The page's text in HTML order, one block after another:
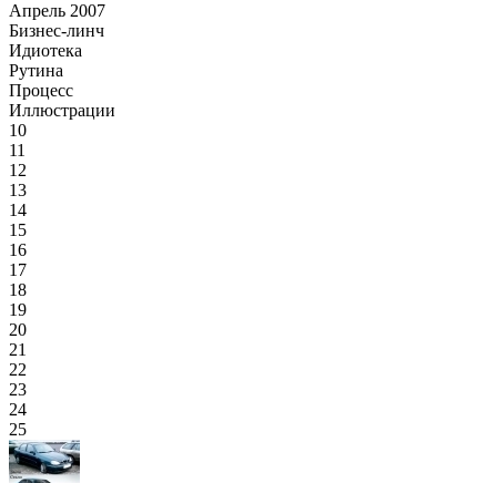
Апрель 2007
Бизнес-линч
Идиотека
Рутина
Процесс
Иллюстрации
10
11
12
13
14
15
16
17
18
19
20
21
22
23
24
25